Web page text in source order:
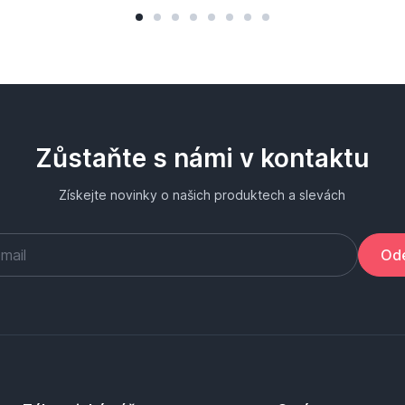
Zůstaňte s námi v kontaktu
Získejte novinky o našich produktech a slevách